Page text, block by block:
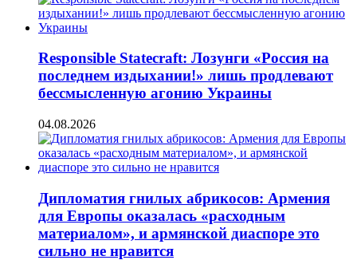
Responsible Statecraft: Лозунги «Россия на
последнем издыхании!» лишь продлевают
бессмысленную агонию Украины
04.08.2026
Дипломатия гнилых абрикосов: Армения
для Европы оказалась «расходным
материалом», и армянской диаспоре это
сильно не нравится